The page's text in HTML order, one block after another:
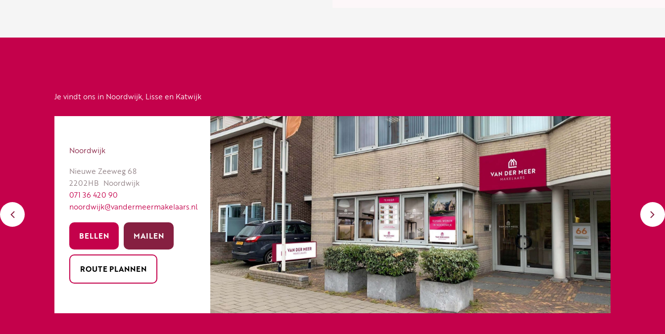
Je vindt ons in Noordwijk, Lisse en Katwijk
Noordwijk
Nieuwe Zeeweg 68
2202HB Noordwijk
071 36 420 90
noordwijk@vandermeermakelaars.nl
BELLEN MAILEN
ROUTE PLANNEN